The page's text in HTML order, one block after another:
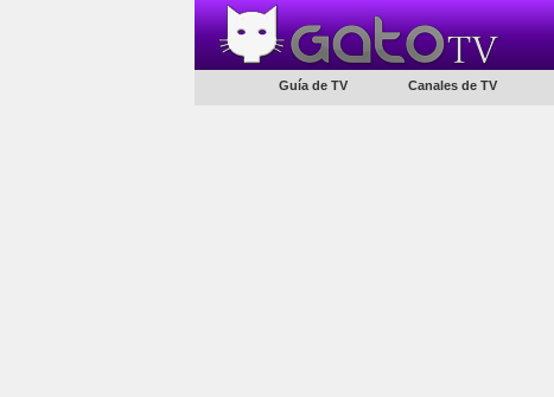
Guía de TV Canales de TV